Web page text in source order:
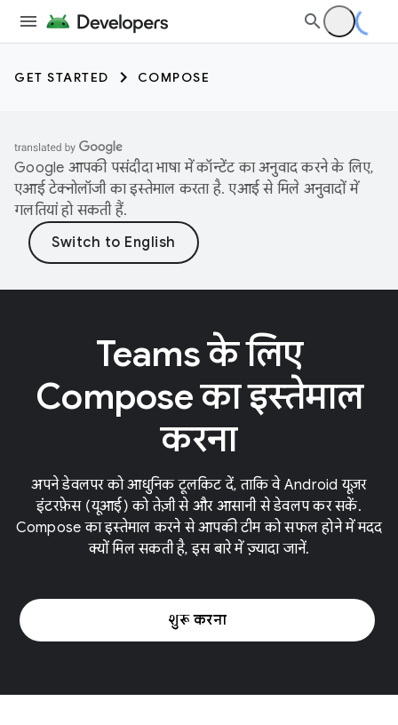
GET STARTED COMPOSE
Google आपकी पसंदीदा भाषा में कॉन्टेंट का अनुवाद करने के लिए,
एआई टेक्नोलॉजी का इस्तेमाल करता है. एआई से मिले अनुवादों में
गलतियां हो सकती हैं.
Teams के लिए
Compose का इस्तेमाल
करना
अपने डेवलपर को आधुनिक टूलकिट दें, ताकि वे Android यूज़र
इंटरफ़ेस (यूआई) को तेज़ी से और आसानी से डेवलप कर सकें.
Compose का इस्तेमाल करने से आपकी टीम को सफल होने में मदद
क्यों मिल सकती है, इस बारे में ज़्यादा जानें.
शुरू करना